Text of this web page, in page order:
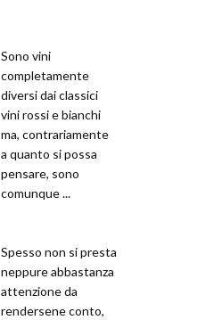
Sono vini
completamente
diversi dai classici
vini rossi e bianchi
ma, contrariamente
a quanto si possa
pensare, sono
comunque ...
Spesso non si presta
neppure abbastanza
attenzione da
rendersene conto,